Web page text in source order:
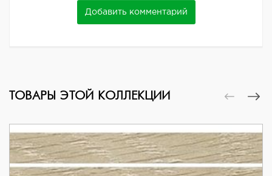
Добавить комментарий
ТОВАРЫ ЭТОЙ КОЛЛЕКЦИИ